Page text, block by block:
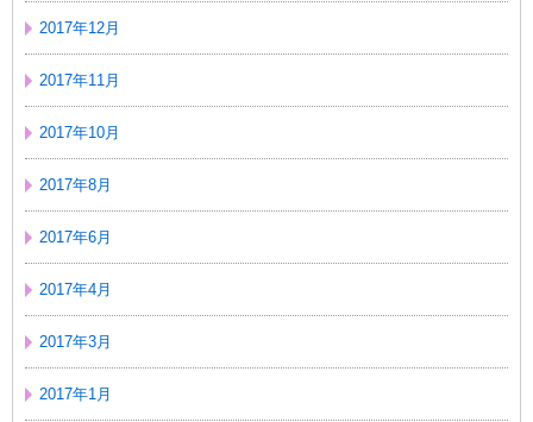
2017年12月
2017年11月
2017年10月
2017年8月
2017年6月
2017年4月
2017年3月
2017年1月